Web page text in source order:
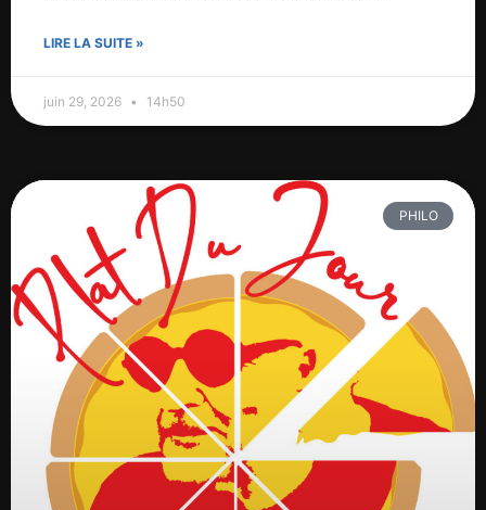
LIRE LA SUITE »
juin 29, 2026 14h50
PHILO